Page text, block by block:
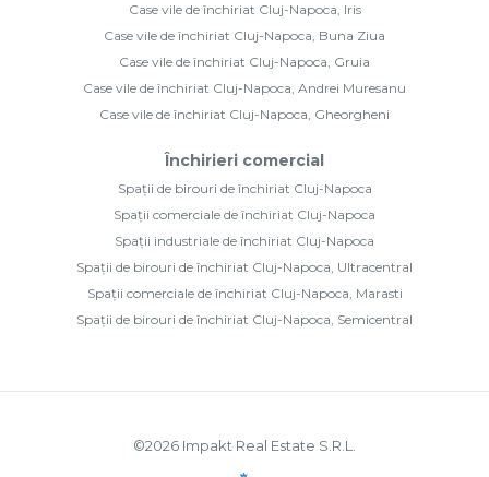
Case vile de închiriat Cluj-Napoca, Iris
Case vile de închiriat Cluj-Napoca, Buna Ziua
Case vile de închiriat Cluj-Napoca, Gruia
Case vile de închiriat Cluj-Napoca, Andrei Muresanu
Case vile de închiriat Cluj-Napoca, Gheorgheni
Închirieri comercial
Spații de birouri de închiriat Cluj-Napoca
Spații comerciale de închiriat Cluj-Napoca
Spații industriale de închiriat Cluj-Napoca
Spații de birouri de închiriat Cluj-Napoca, Ultracentral
Spații comerciale de închiriat Cluj-Napoca, Marasti
Spații de birouri de închiriat Cluj-Napoca, Semicentral
©2026 Impakt Real Estate S.R.L.